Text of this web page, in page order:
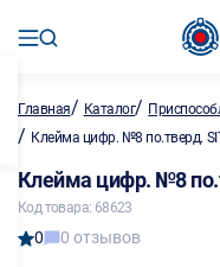
Главная/ Каталог/
/ Клейма цифр. №8 по.тверд.
Клейма цифр. №8
Код товара: 68623
0 0 отзывов